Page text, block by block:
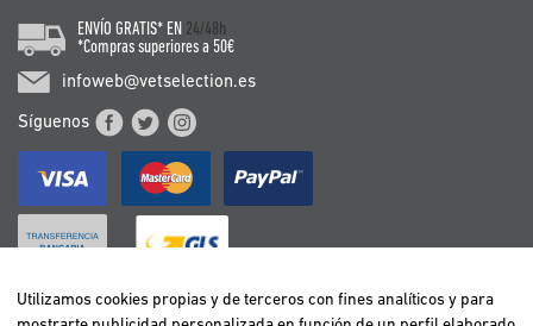
ENVÍO GRATIS* EN 24/48h
*Compras superiores a 50€
infoweb@vetselection.es
Síguenos
Utilizamos cookies propias y de terceros con fines analíticos y para